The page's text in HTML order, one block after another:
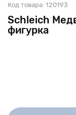
Schleich
фигурка
Код товара: 120193